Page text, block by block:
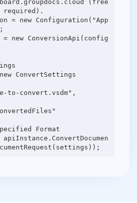
(free
= new Configuration("App
new ConversionApi(config
ConvertSettings
convert.vsdm",
Format